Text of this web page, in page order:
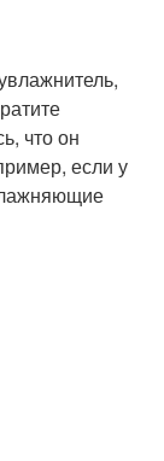
что он
если у